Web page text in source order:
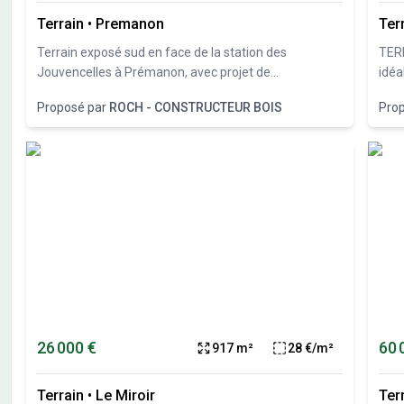
Terrain • Premanon
Terrain exposé sud en face de la station des
Jouvencelles à Prémanon, avec projet de
Proposé par ROCH - CONSTRUCTEUR BOIS
26 000 € 917 m² 28 €/m²
Terrain • Le Miroir
60